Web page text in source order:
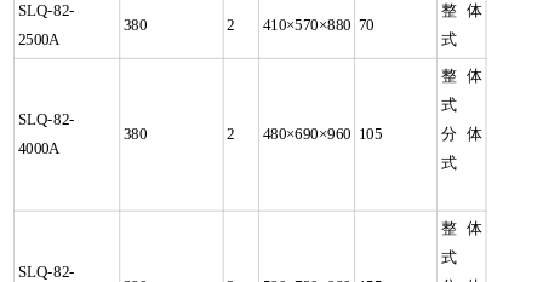
SLQ-82-
2500A
380 2 410×570×880 70
整体
式
SLQ-82-
4000A
380 2 480×690×960 105
整体
式
分体
式
SLQ-82-
整体
式